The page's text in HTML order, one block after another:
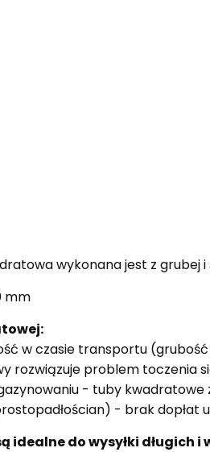
wykonana jest z
mm
w czasie transportu
rozwiązuje problem toczenia
- tuby kwadratowe
- brak dopłat
idealne do wysyłki długich